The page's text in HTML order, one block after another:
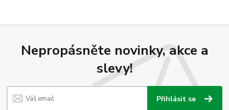
Nepropásněte novinky, akce a
slevy!
Přihlásit se